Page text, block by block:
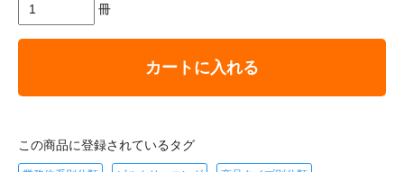
冊
カートに入れる
この商品に登録されているタグ